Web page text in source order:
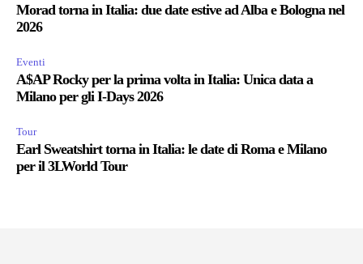
Morad torna in Italia: due date estive ad Alba e Bologna nel
2026
Eventi
A$AP Rocky per la prima volta in Italia: Unica data a
Milano per gli I-Days 2026
Tour
Earl Sweatshirt torna in Italia: le date di Roma e Milano
per il 3LWorld Tour